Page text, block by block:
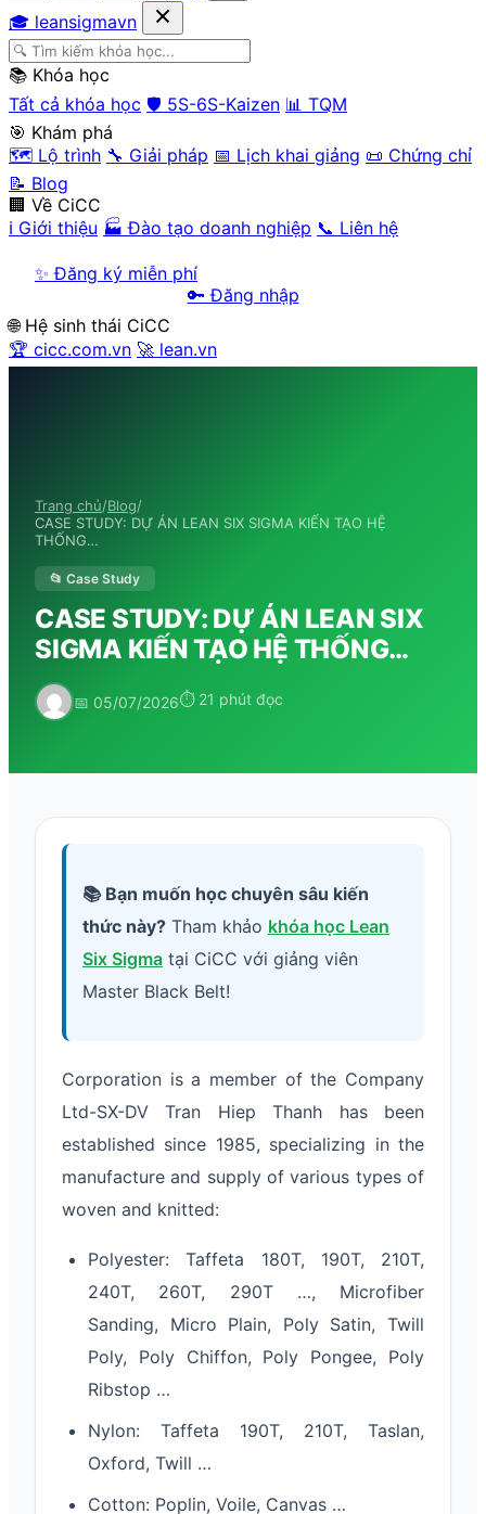
🎓 leansigmavn
📚 Khóa học
Tất cả khóa học 🛡️ 5S-6S-Kaizen 📊 TQM
🎯 Khám phá
🗺️ Lộ trình 🔧 Giải pháp 📅 Lịch khai giảng 📜 Chứng chỉ
📝 Blog
🏢 Về CiCC
ℹ️ Giới thiệu 🏭 Đào tạo doanh nghiệp 📞 Liên hệ
✨ Đăng ký miễn phí
🔑 Đăng nhập
🌐 Hệ sinh thái CiCC
🏆 cicc.com.vn 🚀 lean.vn
Trang chủ/Blog/
CASE STUDY: DỰ ÁN LEAN SIX SIGMA KIẾN TẠO HỆ
THỐNG…
📂 Case Study
CASE STUDY: DỰ ÁN LEAN SIX
SIGMA KIẾN TẠO HỆ THỐNG…
📅 05/07/2026⏱ 21 phút đọc
📚 Bạn muốn học chuyên sâu kiến
thức này? Tham khảo khóa học Lean
Six Sigma tại CiCC với giảng viên
Master Black Belt!
Corporation is a member of the Company
Ltd-SX-DV Tran Hiep Thanh has been
established since 1985, specializing in the
manufacture and supply of various types of
woven and knitted:
Polyester: Taffeta 180T, 190T, 210T,
240T, 260T, 290T …, Microfiber
Sanding, Micro Plain, Poly Satin, Twill
Poly, Poly Chiffon, Poly Pongee, Poly
Ribstop …
Nylon: Taffeta 190T, 210T, Taslan,
Oxford, Twill …
Cotton: Poplin, Voile, Canvas …